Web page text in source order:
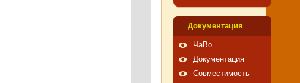
Документация
ЧаВо
Документация
Совместимость